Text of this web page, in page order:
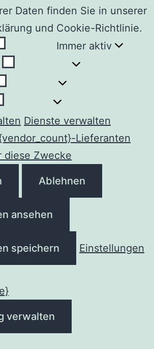
Daten finden Sie in unserer
und Cookie-Richtlinie.
Immer aktiv
Dienste verwalten
Lieferanten
diese Zwecke
Ablehnen
ansehen
speichern Einstellungen
verwalten